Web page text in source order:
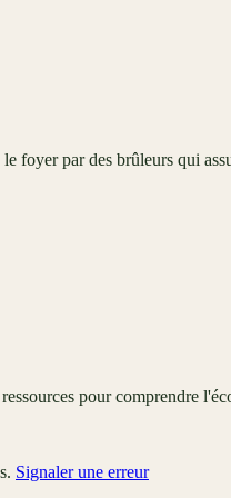
par des brûleurs qui
pour comprendre
Signaler une erreur